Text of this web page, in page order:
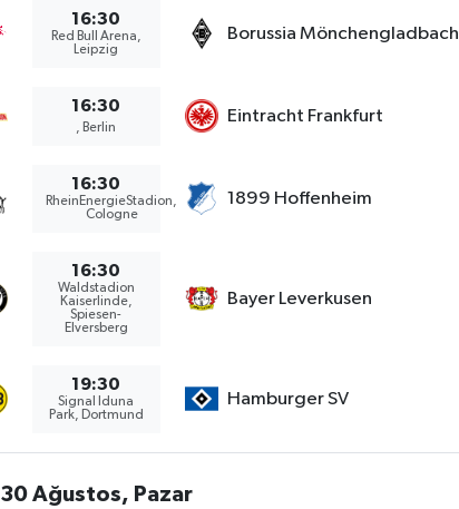
16:30
Red Bull Arena,
Leipzig
Borussia Mönchengladbach
16:30
, Berlin
Eintracht Frankfurt
16:30
RheinEnergieStadion,
Cologne
1899 Hoffenheim
16:30
Waldstadion
Kaiserlinde,
Spiesen-
Elversberg
Bayer Leverkusen
19:30
Signal Iduna
Park, Dortmund
Hamburger SV
30 Ağustos, Pazar